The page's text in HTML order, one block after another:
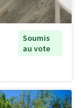
Soumis
au vote